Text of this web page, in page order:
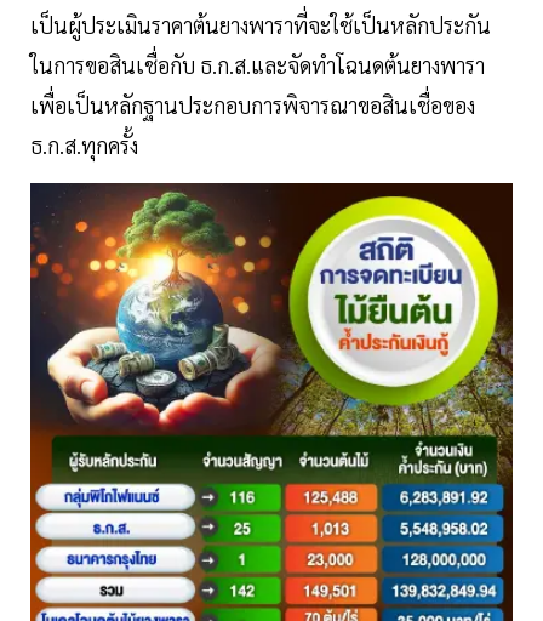
เป็นผู้ประเมินราคาต้นยางพาราที่จะใช้เป็นหลักประกัน
ในการขอสินเชื่อกับ ธ.ก.ส.และจัดทำโฉนดต้นยางพารา
เพื่อเป็นหลักฐานประกอบการพิจารณาขอสินเชื่อของ
ธ.ก.ส.ทุกครั้ง